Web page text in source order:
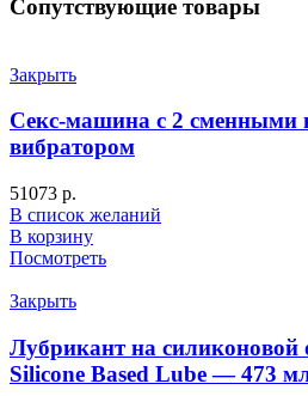
Сопутствующие товары
Закрыть
Секс-машина с 2 сменными
вибратором
51073 р.
В список желаний
В корзину
Посмотреть
Закрыть
Лубрикант на силиконовой
Silicone Based Lube — 473